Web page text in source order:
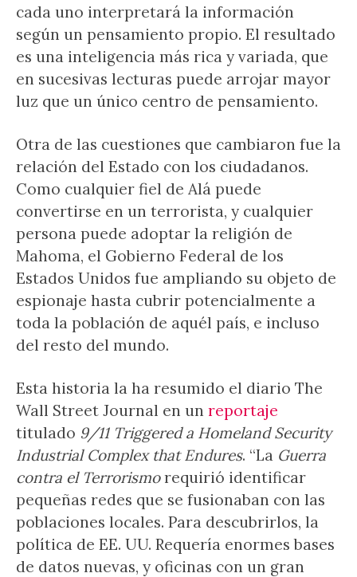
cada uno interpretará la información
según un pensamiento propio. El resultado
es una inteligencia más rica y variada, que
en sucesivas lecturas puede arrojar mayor
luz que un único centro de pensamiento.
Otra de las cuestiones que cambiaron fue la
relación del Estado con los ciudadanos.
Como cualquier fiel de Alá puede
convertirse en un terrorista, y cualquier
persona puede adoptar la religión de
Mahoma, el Gobierno Federal de los
Estados Unidos fue ampliando su objeto de
espionaje hasta cubrir potencialmente a
toda la población de aquél país, e incluso
del resto del mundo.
Esta historia la ha resumido el diario The
Wall Street Journal en un reportaje
titulado 9/11 Triggered a Homeland Security
Industrial Complex that Endures. “La Guerra
contra el Terrorismorequirió identificar
pequeñas redes que se fusionaban con las
poblaciones locales. Para descubrirlos, la
política de EE. UU. Requería enormes bases
de datos nuevas, y oficinas con un gran